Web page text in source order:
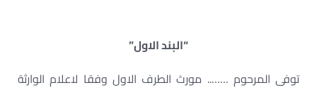
“البند الاول”
توفى المرحوم …….. مورث الطرف الاول وفقا لاعلام الوارثة